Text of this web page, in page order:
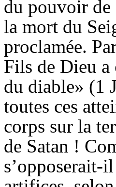
du pouvoir de
la mort du
proclamée.
Fils de Dieu a
du diable» (1
toutes ces
corps sur la
de Satan !
s’opposerait-